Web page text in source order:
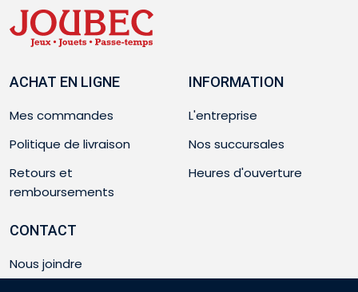
ACHAT EN LIGNE
Mes commandes
Politique de livraison
Retours et
remboursements
INFORMATION
L'entreprise
Nos succursales
Heures d'ouverture
CONTACT
Nous joindre